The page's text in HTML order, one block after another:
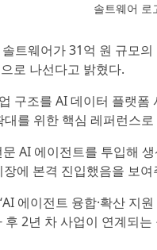
솔트웨어 로
트웨어가 31억 원 규모
로 나선다고 밝혔다.
구조를 AI 데이터 플랫
를 위한 핵심 레퍼런스
AI 에이전트를 투입해
에 본격 진입했음을 보
에이전트 융합·확산 지
2년 차 사업이 연계되